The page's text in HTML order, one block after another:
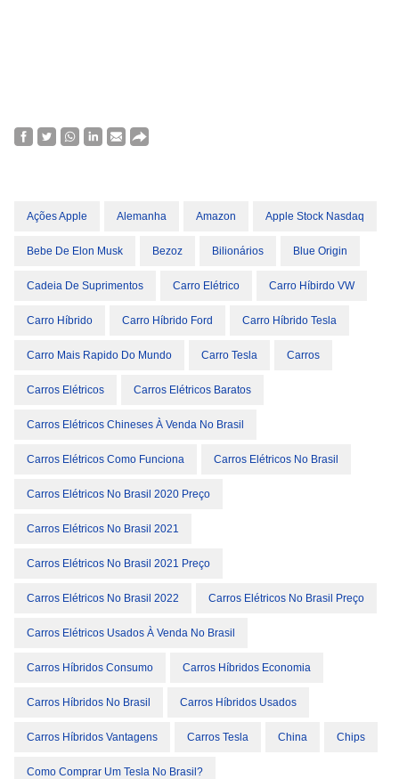
Ações Apple Alemanha Amazon Apple Stock Nasdaq
Bebe De Elon Musk Bezoz Bilionários Blue Origin
Cadeia De Suprimentos Carro Elétrico Carro Híbirdo VW
Carro Híbrido Carro Híbrido Ford Carro Híbrido Tesla
Carro Mais Rapido Do Mundo Carro Tesla Carros
Carros Elétricos Carros Elétricos Baratos
Carros Elétricos Chineses À Venda No Brasil
Carros Elétricos Como Funciona Carros Elétricos No Brasil
Carros Elétricos No Brasil 2020 Preço
Carros Elétricos No Brasil 2021
Carros Elétricos No Brasil 2021 Preço
Carros Elétricos No Brasil 2022 Carros Elétricos No Brasil Preço
Carros Elétricos Usados À Venda No Brasil
Carros Híbridos Consumo Carros Híbridos Economia
Carros Híbridos No Brasil Carros Híbridos Usados
Carros Híbridos Vantagens Carros Tesla China Chips
Como Comprar Um Tesla No Brasil?